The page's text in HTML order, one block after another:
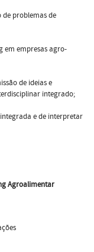
de problemas de
em empresas agro-
de ideias e
integrado;
e de interpretar
Agroalimentar